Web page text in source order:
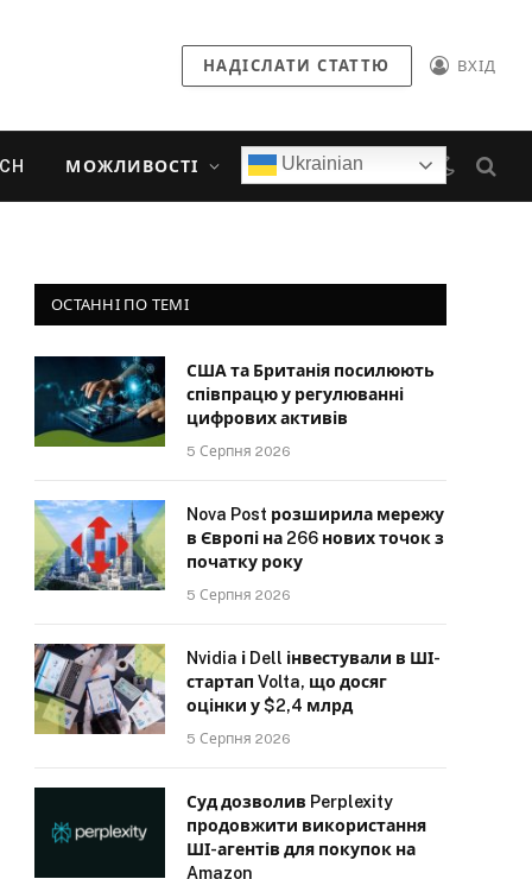
НАДІСЛАТИ СТАТТЮ ВХІД
МОЖЛИВОСТІ Ukrainian
ОСТАННІ ПО ТЕМІ
США та Британія посилюють
співпрацю у регулюванні
цифрових активів
5 Серпня 2026
Nova Post розширила мережу
в Європі на 266 нових точок з
початку року
5 Серпня 2026
Nvidia і Dell інвестували в ШІ-
стартап Volta, що досяг
оцінки у $2,4 млрд
5 Серпня 2026
Суд дозволив Perplexity
продовжити використання
ШІ-агентів для покупок на
Amazon